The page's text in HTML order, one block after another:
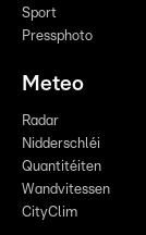
Sport
Pressphoto
Meteo
Radar
Nidderschléi
Quantitéiten
Wandvitessen
CityClim